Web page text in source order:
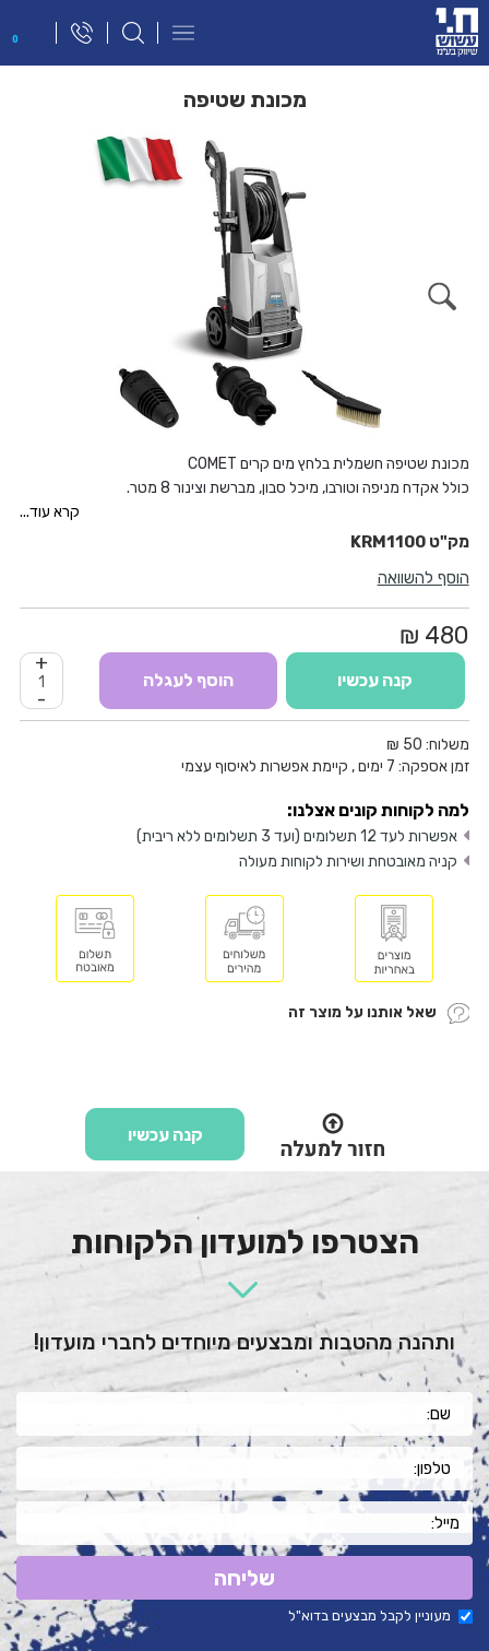
0
פתח
מכונת שטיפה
מכונת שטיפה חשמלית בלחץ מים קרים COMET
כולל אקדח מניפה וטורבו, מיכל סבון, מברשת וצינור 8 מטר.
לחץ עבודה: 125
BAR
הספק חשמלי: 1750W
מימדים (ס”מ): 68X25X28
משקל: 6.5 ק”ג
קרא עוד...
KRM1100
הוסף להשוואה
480 ₪
-
+
הוסף לעגלה קנה עכשיו
משלוח: 50 ₪
זמן אספקה: 7 ימים , קיימת אפשרות לאיסוף עצמי
למה לקוחות קונים אצלנו:
אפשרות לעד 12 תשלומים (ועד 3 תשלומים ללא ריבית)
קניה מאובטחת ושירות לקוחות מעולה
שאל אותנו על מוצר זה
קנה עכשיו
הצטרפו למועדון הלקוחות
ותהנה מהטבות ומבצעים מיוחדים לחברי מועדון!
שליחה
מעוניין לקבל מבצעים בדוא"ל